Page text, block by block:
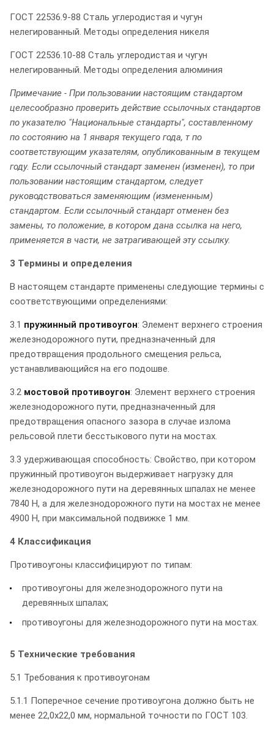
ГОСТ 22536.9-88 Сталь углеродистая и чугун
нелегированный. Методы определения никеля
ГОСТ 22536.10-88 Сталь углеродистая и чугун
нелегированный. Методы определения алюминия
Примечание - При пользовании настоящим стандартом
целесообразно проверить действие ссылочных стандартов
по указателю "Национальные стандарты", составленному
по состоянию на 1 января текущего года, т по
соответствующим указателям, опубликованным в текущем
году. Если ссылочный стандарт заменен (изменен), то при
пользовании настоящим стандартом, следует
руководствоваться заменяющим (измененным)
стандартом. Если ссылочный стандарт отменен без
замены, то положение, в котором дана ссылка на него,
применяется в части, не затрагивающей эту ссылку.
3 Термины и определения
В настоящем стандарте применены следующие термины с
соответствующими определениями:
3.1 пружинный противоугон: Элемент верхнего строения
железнодорожного пути, предназначенный для
предотвращения продольного смещения рельса,
устанавливающийся на его подошве.
3.2 мостовой противоугон: Элемент верхнего строения
железнодорожного пути, предназначенный для
предотвращения опасного зазора в случае излома
рельсовой плети бесстыкового пути на мостах.
3.3 удерживающая способность: Свойство, при котором
пружинный противоугон выдерживает нагрузку для
железнодорожного пути на деревянных шпалах не менее
7840 Н, а для железнодорожного пути на мостах не менее
4900 Н, при максимальной подвижке 1 мм.
4 Классификация
Противоугоны классифицируют по типам:
противоугоны для железнодорожного пути на
деревянных шпалах;
противоугоны для железнодорожного пути на мостах.
5 Технические требования
5.1 Требования к противоугонам
5.1.1 Поперечное сечение противоугона должно быть не
менее 22,0x22,0 мм, нормальной точности по ГОСТ 103.